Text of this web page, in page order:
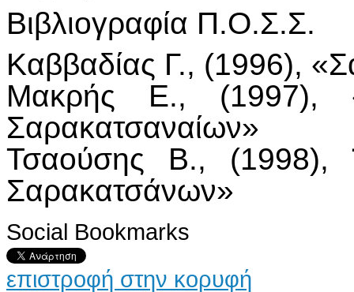
Βιβλιογραφία Π.Ο.Σ.Σ.
Καββαδίας Γ., (1996),
Μακρής Ε., (1997),
Σαρακατσαναίων»
Τσαούσης Β., (1998),
Σαρακατσάνων»
Social Bookmarks
επιστροφή στην κορυφή